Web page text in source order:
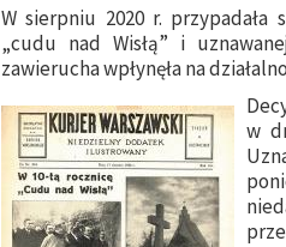
W sierpniu 2020 r. przypadała
„cudu nad Wisłą” i
zawierucha wpłynęła na
w